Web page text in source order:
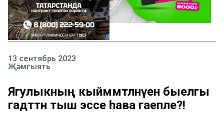
13 сентябрь 2023
Җәмгыять
Ягулыкның кыйммәтләнүенә быелгы
гадәттән тыш эссе һава гаепле?!